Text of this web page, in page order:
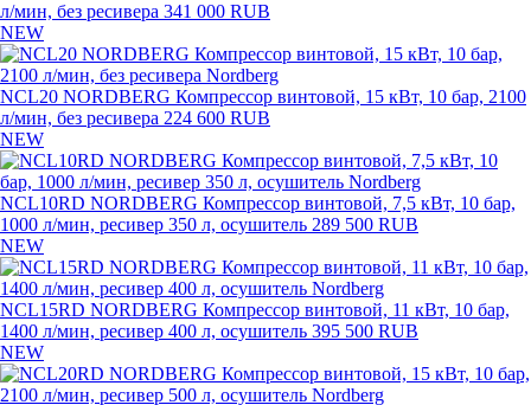
л/мин, без ресивера 341 000 RUB
NEW
NCL20 NORDBERG Компрессор винтовой, 15 кВт, 10 бар, 2100
л/мин, без ресивера 224 600 RUB
NEW
NCL10RD NORDBERG Компрессор винтовой, 7,5 кВт, 10 бар,
1000 л/мин, ресивер 350 л, осушитель 289 500 RUB
NEW
NCL15RD NORDBERG Компрессор винтовой, 11 кВт, 10 бар,
1400 л/мин, ресивер 400 л, осушитель 395 500 RUB
NEW